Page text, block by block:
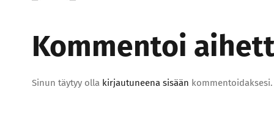
Kommentoi
Sinun täytyy olla kirjautuneena sisään kommentoidaksesi.